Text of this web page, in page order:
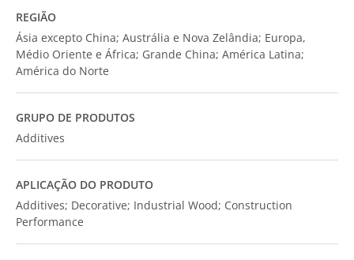
REGIÃO
Ásia excepto China; Austrália e Nova Zelândia; Europa,
Médio Oriente e África; Grande China; América Latina;
América do Norte
GRUPO DE PRODUTOS
Additives
APLICAÇÃO DO PRODUTO
Additives; Decorative; Industrial Wood; Construction
Performance